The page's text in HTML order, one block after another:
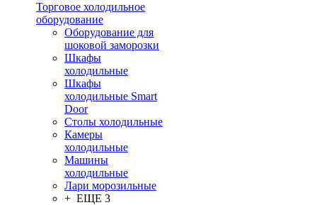
Торговое холодильное
оборудование
Оборудование для
шоковой заморозки
Шкафы
холодильные
Шкафы
холодильные Smart
Door
Столы холодильные
Камеры
холодильные
Машины
холодильные
Лари морозильные
+ ЕЩЕ 3